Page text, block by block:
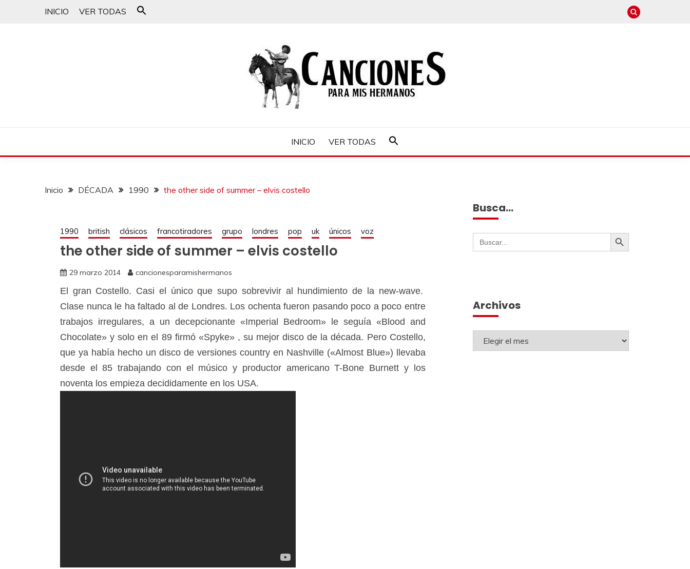
INICIO VER TODAS
INICIO VER TODAS
Botón de búsqueda
Inicio DÉCADA 1990 the other side of summer – elvis costello
1990 british clásicos francotiradores grupo londres pop uk únicos voz
the other side of summer – elvis costello
29 marzo 2014 cancionesparamishermanos
El gran Costello. Casi el único que supo sobrevivir al hundimiento de la new-wave.
Clase nunca le ha faltado al de Londres. Los ochenta fueron pasando poco a poco entre
trabajos irregulares, a un decepcionante «Imperial Bedroom» le seguía «Blood and
Chocolate» y solo en el 89 firmó «Spyke» , su mejor disco de la década. Pero Costello,
que ya había hecho un disco de versiones country en Nashville («Almost Blue») llevaba
desde el 85 trabajando con el músico y productor americano T-Bone Burnett y los
noventa los empieza decididamente en los USA.
Busca…
Buscar: Botón de búsqueda
Archivos